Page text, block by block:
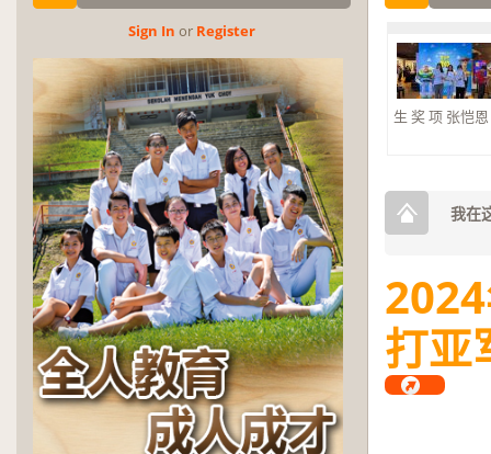
Sign In or Reg­is­ter
2026年第三
奖
2026年第三届
我在
2024
打亚